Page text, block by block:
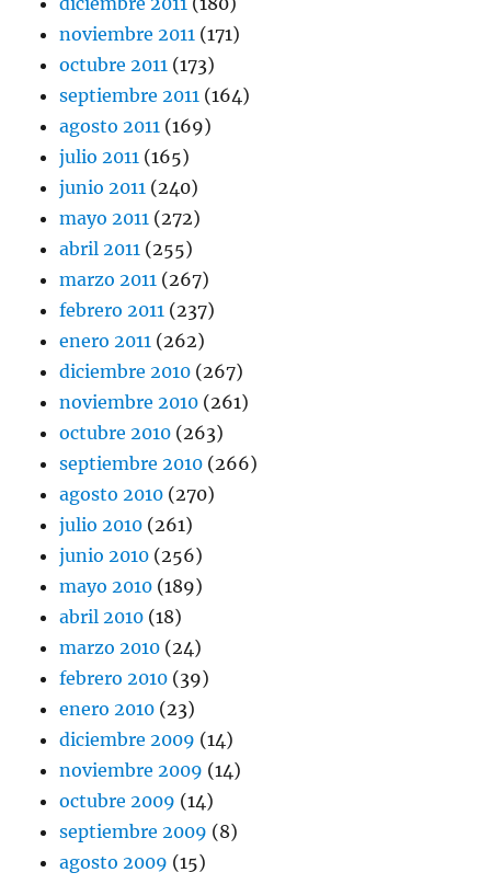
noviembre 2011 (171)
octubre 2011 (173)
septiembre 2011 (164)
agosto 2011 (169)
julio 2011 (165)
junio 2011 (240)
mayo 2011 (272)
abril 2011 (255)
marzo 2011 (267)
febrero 2011 (237)
enero 2011 (262)
diciembre 2010 (267)
noviembre 2010 (261)
octubre 2010 (263)
septiembre 2010 (266)
agosto 2010 (270)
julio 2010 (261)
junio 2010 (256)
mayo 2010 (189)
abril 2010 (18)
marzo 2010 (24)
febrero 2010 (39)
enero 2010 (23)
diciembre 2009 (14)
noviembre 2009 (14)
octubre 2009 (14)
septiembre 2009 (8)
agosto 2009 (15)